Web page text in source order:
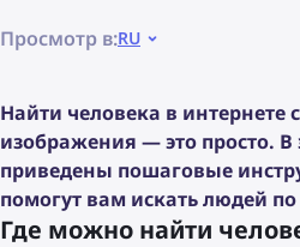
Просмотр в:RU
Найти человека в
изображения — это просто. В
приведены пошаговые
помогут вам искать людей
Где можно найти